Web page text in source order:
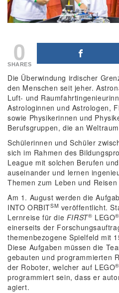
0
SHARES
Die Überwindung irdischer
den Menschen seit jeher.
Luft- und
Astrologinnen und Astrologen,
sowie Physikerinnen und
Berufsgruppen, die an
Schülerinnen und Schüler
sich im Rahmen des
League mit solchen Berufen
auseinander und lernen
Themen zum Leben und
Am 1. August werden die
INTO ORBITSM veröffentlicht.
Lernreise für die FIRST® LEGO®
einerseits der
themenbezogene Spielfeld mit
Diese Aufgaben müssen die
gebauten und programmierten
der Roboter, welcher auf LEGO®
programmiert sein, dass er
agiert.